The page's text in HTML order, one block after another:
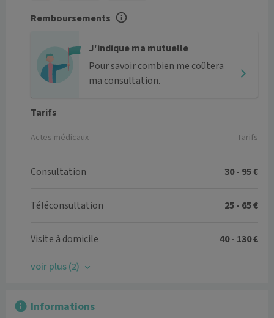
Remboursements
J'indique ma mutuelle
Pour savoir combien me coûtera
ma consultation.
Tarifs
Actes médicaux Tarifs
Consultation 30 - 95 €
Téléconsultation 25 - 65 €
Visite à domicile 40 - 130 €
voir plus (2)
Informations